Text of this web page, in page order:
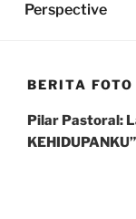
Perspective
BERITA FOTO
Pilar Pastoral:
KEHIDUPANKU”